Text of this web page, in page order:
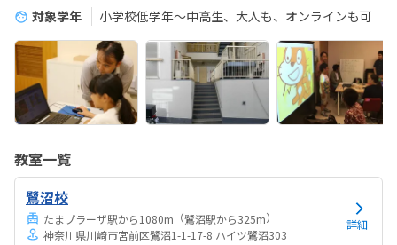
対象学年
小学校低学年～中高生、大人も、オンラインも可
教室一覧
鷺沼校
たまプラーザ駅から1080m （鷺沼駅から325m）
神奈川県川崎市宮前区鷺沼1-1-17-8 ハイツ鷺沼303
詳細